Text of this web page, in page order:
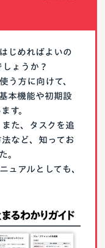
じめればよいの
ょうか？
う方に向けて、
本機能や初期設
す。
た、タスクを追
など、知ってお
。
ュアルとしても、